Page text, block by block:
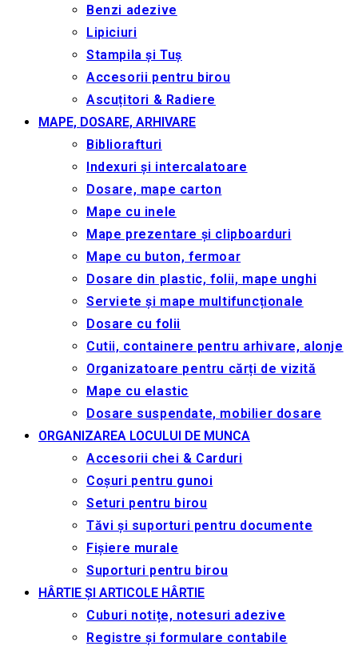
Benzi adezive
Lipiciuri
Stampila și Tuș
Accesorii pentru birou
Ascuțitori & Radiere
MAPE, DOSARE, ARHIVARE
Bibliorafturi
Indexuri și intercalatoare
Dosare, mape carton
Mape cu inele
Mape prezentare și clipboarduri
Mape cu buton, fermoar
Dosare din plastic, folii, mape unghi
Serviete și mape multifuncționale
Dosare cu folii
Cutii, containere pentru arhivare, alonje
Organizatoare pentru cărți de vizită
Mape cu elastic
Dosare suspendate, mobilier dosare
ORGANIZAREA LOCULUI DE MUNCA
Accesorii chei & Сarduri
Coșuri pentru gunoi
Seturi pentru birou
Tăvi și suporturi pentru documente
Fișiere murale
Suporturi pentru birou
HÂRTIE ȘI ARTICOLE HÂRTIE
Cuburi notițe, notesuri adezive
Registre și formulare contabile